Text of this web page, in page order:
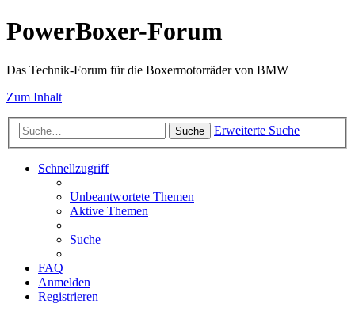
PowerBoxer-Forum
Das Technik-Forum für die Boxermotorräder von BMW
Zum Inhalt
Suche Erweiterte Suche
Schnellzugriff
Unbeantwortete Themen
Aktive Themen
Suche
FAQ
Anmelden
Registrieren